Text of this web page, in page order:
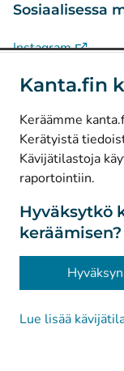
Kanta.fin
Keräämme
Kerätyistä
Kävijätilastoja
raportointiin.
Hyväksytkö
keräämisen?
Hyväksyn
Lue lisää
Sosiaalisessa
Instagram(
Facebook(
© Kanta-Palvelut,
Tietosuoja
Tietoa sivustosta
Saavutettavuus
Evästeet